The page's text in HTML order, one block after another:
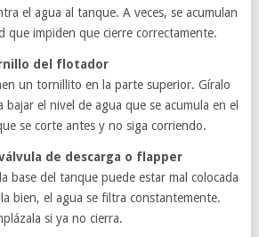
el agua al tanque. A veces, se acumulan
que impiden que cierre correctamente.
del flotador
un tornillito en la parte superior. Gíralo
el nivel de agua que se acumula en el
se corte antes y no siga corriendo.
válvula de descarga o flapper
base del tanque puede estar mal colocada
bien, el agua se filtra constantemente.
si ya no cierra.